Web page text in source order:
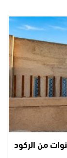
من الركود